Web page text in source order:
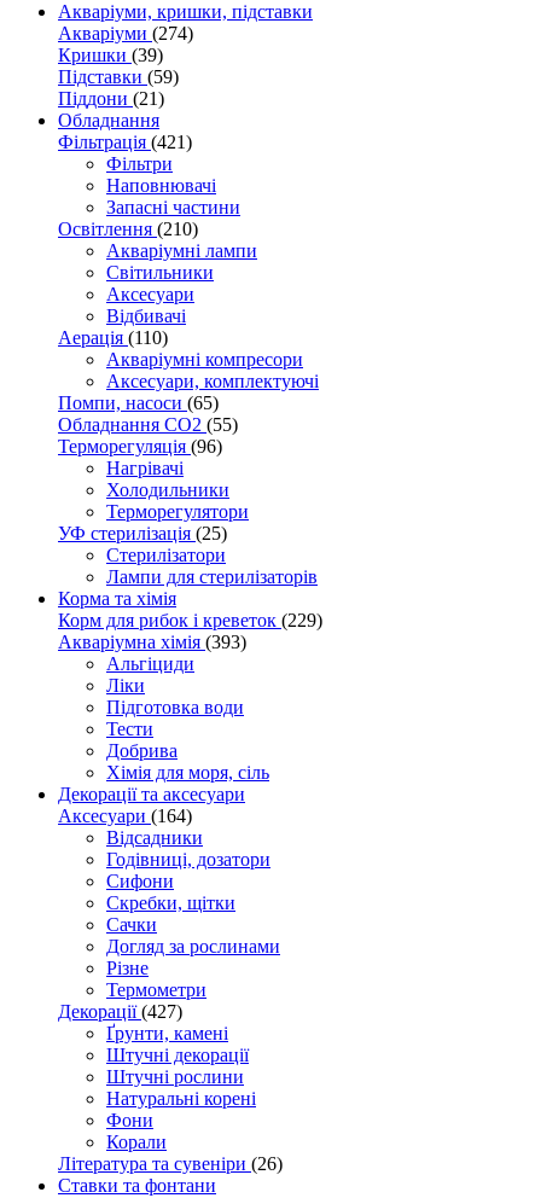
Акваріуми, кришки, підставки
Акваріуми (274)
Кришки (39)
Підставки (59)
Піддони (21)
Обладнання
Фільтрація (421)
Фільтри
Наповнювачі
Запасні частини
Освітлення (210)
Акваріумні лампи
Світильники
Аксесуари
Відбивачі
Аерація (110)
Акваріумні компресори
Аксесуари, комплектуючі
Помпи, насоси (65)
Обладнання CO2 (55)
Терморегуляція (96)
Нагрівачі
Холодильники
Терморегулятори
УФ стерилізація (25)
Стерилізатори
Лампи для стерилізаторів
Корма та хімія
Корм для рибок і креветок (229)
Акваріумна хімія (393)
Альгіциди
Ліки
Підготовка води
Тести
Добрива
Хімія для моря, сіль
Декорації та аксесуари
Аксесуари (164)
Відсадники
Годівниці, дозатори
Сифони
Скребки, щітки
Сачки
Догляд за рослинами
Різне
Термометри
Декорації(427)
Ґрунти, камені
Штучні декорації
Штучні рослини
Натуральні корені
Фони
Корали
Література та сувеніри (26)
Ставки та фонтани